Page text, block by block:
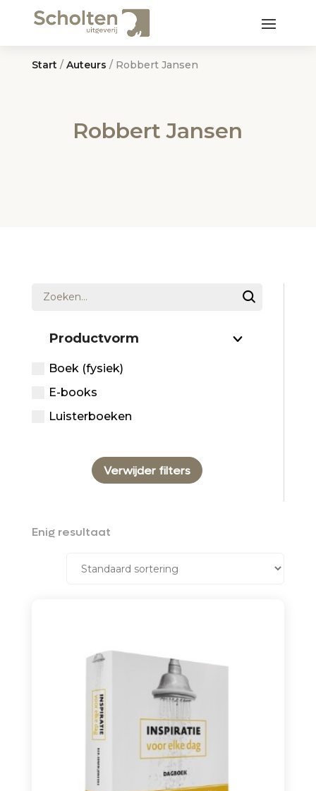
Start / Auteurs / Robbert Jansen
Robbert Jansen
Productvorm
Boek (fysiek)
E-books
Luisterboeken
Verwijder filters
Enig resultaat